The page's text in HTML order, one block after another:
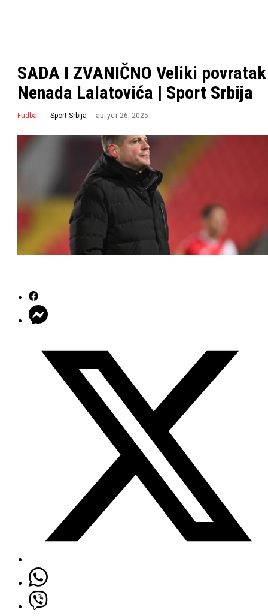
SADA I ZVANIČNO Veliki povratak
Nenada Lalatovića | Sport Srbija
Fudbal Sport Srbija август 26, 2025